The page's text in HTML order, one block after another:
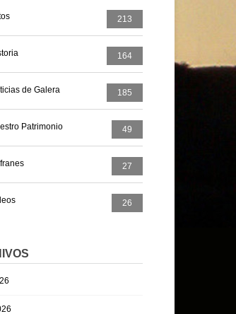
213
164
de Galera 185
Patrimonio 49
27
26